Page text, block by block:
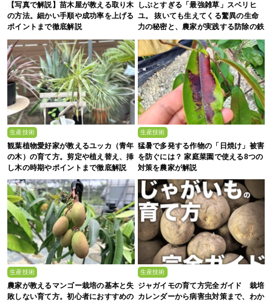
【写真で解説】苗木屋が教える取り木
の方法。細かい手順や成功率を上げる
ポイントまで徹底解説
しぶとすぎる「最強雑草」スベリヒ
ユ。 抜いても生えてくる驚異の生命
力の秘密と、農家が実践する防除の鉄
則
生産技術
観葉植物愛好家が教えるユッカ（青年
の木）の育て方。剪定や植え替え、挿
し木の時期やポイントまで徹底解説
生産技術
猛暑で多発する作物の「日焼け」被害
を防ぐには？ 家庭菜園で使える8つの
対策を農家が解説
生産技術
農家が教えるマンゴー栽培の基本と失
敗しない育て方。初心者におすすめの
生産技術
ジャガイモの育て方完全ガイド 栽培
カレンダーから病害虫対策まで、わか